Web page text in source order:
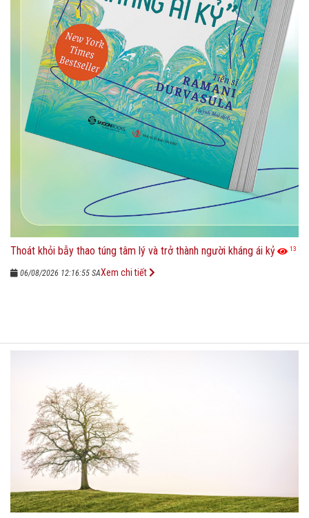
Thoát khỏi bẫy thao túng tâm lý và trở thành người kháng ái kỷ 13
06/08/2026 12:16:55 SAXem chi tiết